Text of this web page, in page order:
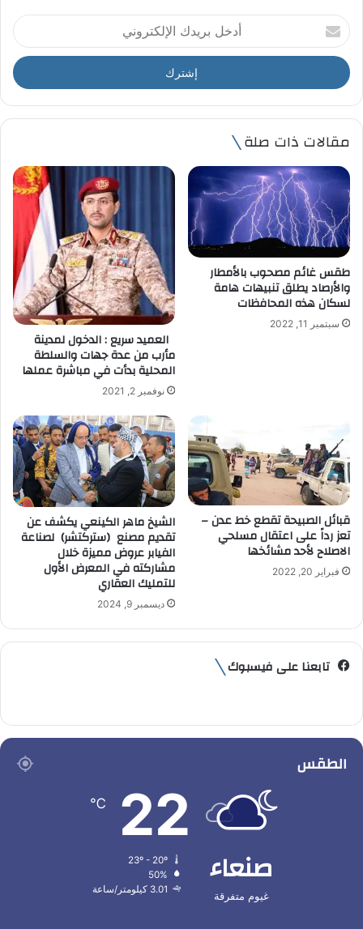
أ
د
خ
ل
ر
د
ا
ل
إ
ل
ك
ر
و
ي
مقالات ذات صلة
طقس غائم مصحوب بالأمطار
والأرصاد يطلق تنبيهات هامة
لسكان هذه المحافظات
سبتمبر 11, 2022
العميد سريع : الدخول لمدينة
مأرب من عدة جهات والسلطة
المحلية بدأت في مباشرة عملها
نوفمبر 2, 2021
قبائل الصبيحة تقطع خط عدن –
تعز رداً على اعتقال مسلحي
الاصلاح لأحد مشائخها
فبراير 20, 2022
الشيخ ماهر الكينعي يكشف عن
تقديم مصنع (ستركتشر) لصناعة
الفيابر عروض مميزة خلال
مشاركته في المعرض الأول
للتمليك العقاري
ديسمبر 9, 2024
تابعنا على فيسبوك
الطقس
صنعاء
غيوم متفرقة
22
℃
50%
3.01 كيلومتر/ساعة